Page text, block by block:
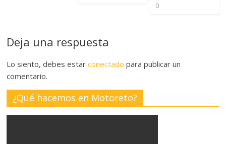
0
Deja una respuesta
Lo siento, debes estarconectado para publicar un
comentario.
¿Qué hacemos en Motoreto?